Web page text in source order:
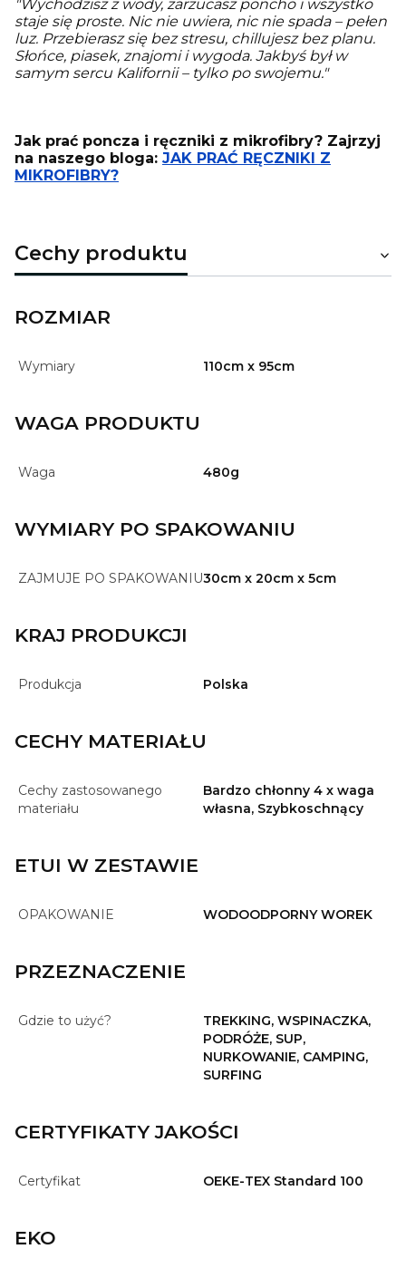
"Wychodzisz z wody, zarzucasz poncho i wszystko
staje się proste. Nic nie uwiera, nic nie spada – pełen
luz. Przebierasz się bez stresu, chillujesz bez planu.
Słońce, piasek, znajomi i wygoda. Jakbyś był w
samym sercu Kalifornii – tylko po swojemu."
Jak prać poncza i ręczniki z mikrofibry? Zajrzyj
na naszego bloga: JAK PRAĆ RĘCZNIKI Z
MIKROFIBRY?
Cechy produktu
ROZMIAR
Wymiary 110cm x 95cm
WAGA PRODUKTU
Waga 480g
WYMIARY PO SPAKOWANIU
ZAJMUJE PO SPAKOWANIU30cm x 20cm x 5cm
KRAJ PRODUKCJI
Produkcja Polska
CECHY MATERIAŁU
Cechy zastosowanego
materiału
Bardzo chłonny 4 x waga
własna, Szybkoschnący
ETUI W ZESTAWIE
OPAKOWANIE WODOODPORNY WOREK
PRZEZNACZENIE
Gdzie to użyć?
TREKKING, WSPINACZKA,
PODRÓŻE, SUP,
NURKOWANIE, CAMPING,
SURFING
CERTYFIKATY JAKOŚCI
Certyfikat OEKE-TEX Standard 100
EKO